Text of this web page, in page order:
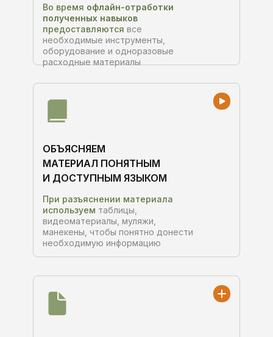
ОБЪЯСНЯЕМ
МАТЕРИАЛ ПОНЯТНЫМ
И ДОСТУПНЫМ ЯЗЫКОМ
При разъяснении материала
используем таблицы,
видеоматериалы, муляжи,
манекены, чтобы понятно донести
необходимую информацию
Во время офлайн-отработки
полученных навыков
предоставляются все
необходимые инструменты,
оборудование и одноразовые
расходные материалы